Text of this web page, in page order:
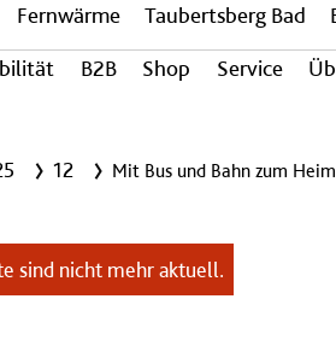
B2B Shop Service
Fern­wärme Taubertsberg Bad
12 Mit Bus und Bahn zum
sind nicht mehr aktuell.